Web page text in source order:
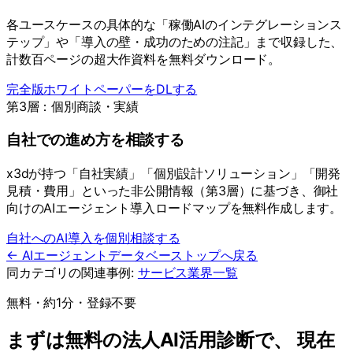
各ユースケースの具体的な「稼働AIのインテグレーションス
テップ」や「導入の壁・成功のための注記」まで収録した、
計数百ページの超大作資料を無料ダウンロード。
完全版ホワイトペーパーをDLする
第3層：個別商談・実績
自社での進め方を相談する
x3dが持つ「自社実績」「個別設計ソリューション」「開発
見積・費用」といった非公開情報（第3層）に基づき、御社
向けのAIエージェント導入ロードマップを無料作成します。
自社へのAI導入を個別相談する
← AIエージェントデータベーストップへ戻る
同カテゴリの関連事例: サービス業界一覧
無料・約1分・登録不要
まずは無料の法人AI活用診断で、 現在